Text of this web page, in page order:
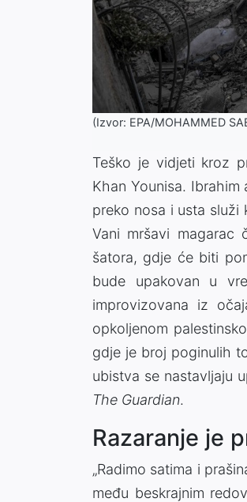
(Izvor: EPA/MOHAMMED
Teško je vidjeti kroz
Khan Younisa.
preko nosa i usta
Vani mršavi magarac
šatora, gdje će biti
bude upakovan u
improvizovana iz
opkoljenom
gdje je broj poginulih
ubistva se nastavljaju
The Guardian.
Razaranje je
„Radimo satima i
među beskrajnim